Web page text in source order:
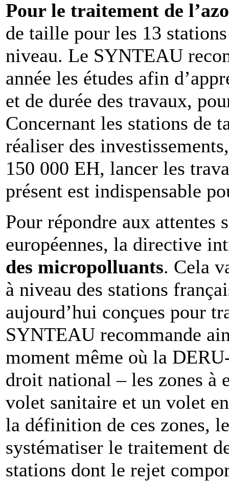
Pour le traitement de
de taille pour les 13
niveau. Le SYNTEAU
année les études afin
et de durée des travaux,
Concernant les stations de
réaliser des
150 000 EH, lancer les
présent est indispensable
Pour répondre aux attentes
européennes, la directive
des micropolluants. Cela
à niveau des stations
aujourd’hui conçues pour
SYNTEAU recommande
moment même où la
droit national – les zones à
volet sanitaire et un volet
la définition de ces zones,
systématiser le traitement
stations dont le rejet